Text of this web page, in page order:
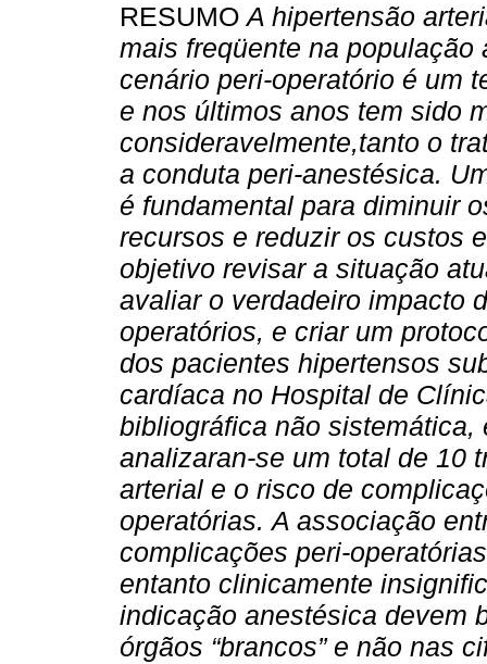
RESUMOA hipertensão
mais freqüente na população
cenário peri-operatório é um
e nos últimos anos tem sido
consideravelmente,tanto o
a conduta peri-anestésica.
é fundamental para diminuir
recursos e reduzir os custos
objetivo revisar a situação
avaliar o verdadeiro impacto
operatórios, e criar um
dos pacientes hipertensos
cardíaca no Hospital de
bibliográfica não
analizaran-se um total de 10
arterial e o risco de
operatórias. A associação
complicações peri-
entanto clinicamente
indicação anestésica devem
órgãos “brancos” e não nas